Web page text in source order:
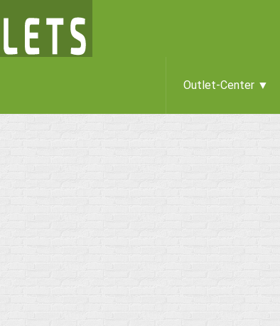
Outlet-Center ▼